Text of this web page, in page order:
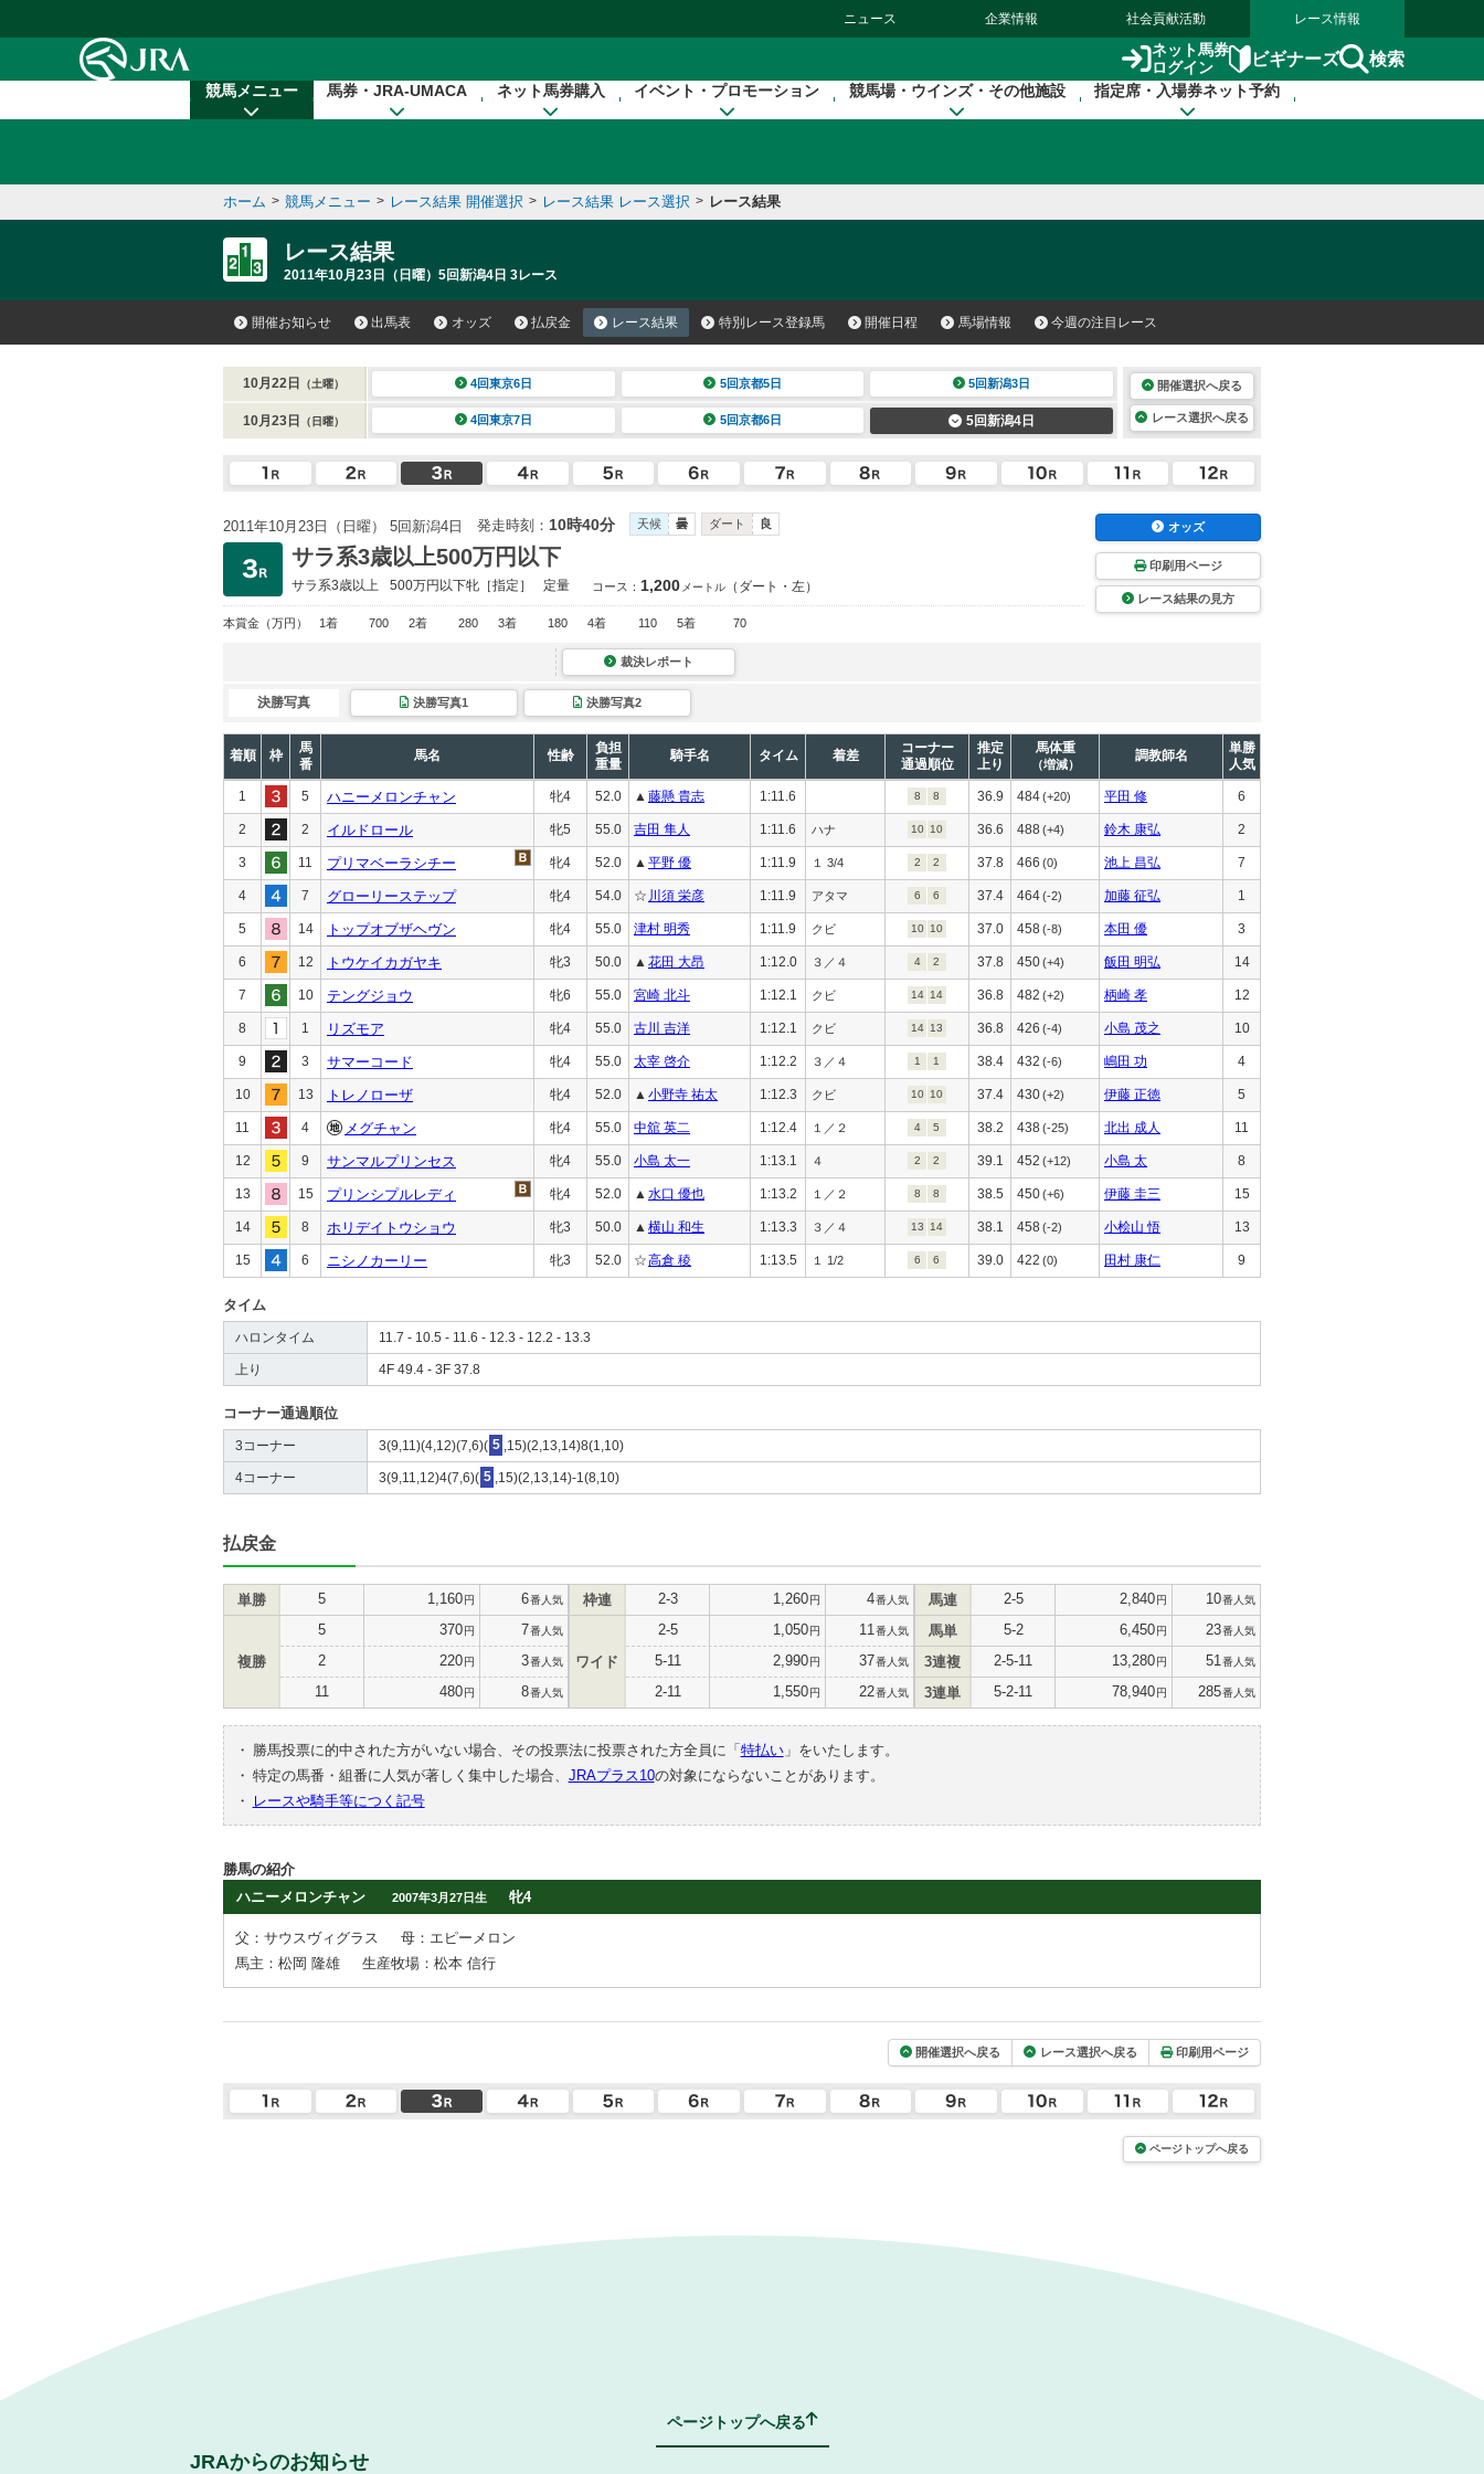
ニュース 企業情報 社会貢献活動 レース情報
ネット馬券
ログイン
ビギナーズ 検索
競馬メニュー 馬券・JRA-UMACA ネット馬券購入 イベント・プロモーション 競馬場・ウインズ・その他施設 指定席・入場券ネット予約
ホーム > 競馬メニュー > レース結果 開催選択 > レース結果 レース選択 > レース結果
レース結果
2011年10月23日（日曜）5回新潟4日 3レース
開催お知らせ 出馬表 オッズ 払戻金 レース結果 特別レース登録馬 開催日程 馬場情報 今週の注目レース
10月22日 （土曜） 4回東京6日 5回京都5日 5回新潟3日
10月23日 （日曜） 4回東京7日 5回京都6日 5回新潟4日
開催選択へ戻る
レース選択へ戻る
2011年10月23日（日曜） 5回新潟4日 発走時刻： 10時40分 天候 曇 ダート 良
サラ系3歳以上500万円以下
サラ系3歳以上 500万円以下牝［指定］ 定量 コース： 1,200 メートル （ダート・左）
本賞金 （万円） 1着 700 2着 280 3着 180 4着 110 5着 70
オッズ
印刷用ページ
レース結果の見方
裁決レポート
決勝写真 決勝写真1 決勝写真2
着順 枠
馬
番
馬名 性齢
負担
重量
騎手名 タイム 着差
コーナー
通過順位
推定
上り
馬体重
（増減）
調教師名
単勝
人気
1 5 ハニーメロンチャン 牝4 52.0 ▲ 藤懸 貴志 1:11.6 8 8 36.9 484(+20) 平田 修 6
2 2 イルドロール 牝5 55.0 吉田 隼人 1:11.6 ハナ 10 10 36.6 488 (+4) 鈴木 康弘 2
3 11 プリマベーラシチー 牝4 52.0 ▲ 平野 優 1:11.9 １ 3/4 2 2 37.8 466 (0) 池上 昌弘 7
4 7 グローリーステップ 牝4 54.0 ☆ 川須 栄彦 1:11.9 アタマ 6 6 37.4 464(-2) 加藤 征弘 1
5 14 トップオブザヘヴン 牝4 55.0 津村 明秀 1:11.9 クビ 10 10 37.0 458(-8) 本田 優 3
6 12 トウケイカガヤキ 牝3 50.0 ▲ 花田 大昂 1:12.0 ３／４ 4 2 37.8 450(+4) 飯田 明弘 14
7 10 テングジョウ 牝6 55.0 宮崎 北斗 1:12.1 クビ 14 14 36.8 482 (+2) 柄崎 孝 12
8 1 リズモア 牝4 55.0 古川 吉洋 1:12.1 クビ 14 13 36.8 426 (-4) 小島 茂之 10
9 3 サマーコード 牝4 55.0 太宰 啓介 1:12.2 ３／４ 1 1 38.4 432 (-6) 嶋田 功 4
10 13 トレノローザ 牝4 52.0 ▲ 小野寺 祐太 1:12.3 クビ 10 10 37.4 430(+2) 伊藤 正徳 5
11 4 メグチャン 牝4 55.0 中舘 英二 1:12.4 １／２ 4 5 38.2 438(-25) 北出 成人 11
12 9 サンマルプリンセス 牝4 55.0 小島 太一 1:13.1 ４ 2 2 39.1 452 (+12) 小島 太 8
13 15 プリンシプルレディ 牝4 52.0 ▲ 水口 優也 1:13.2 １／２ 8 8 38.5 450(+6) 伊藤 圭三 15
14 8 ホリデイトウショウ 牝3 50.0 ▲ 横山 和生 1:13.3 ３／４ 13 14 38.1 458 (-2) 小桧山 悟 13
15 6 ニシノカーリー 牝3 52.0 ☆高倉 稜 1:13.5 １ 1/2 6 6 39.0 422 (0) 田村 康仁 9
タイム
ハロンタイム 11.7 - 10.5 - 11.6 - 12.3 - 12.2 - 13.3
上り 4F 49.4 - 3F 37.8
コーナー通過順位
3コーナー 3(9,11)(4,12)(7,6)( 5 ,15)(2,13,14)8(1,10)
4コーナー 3(9,11,12)4(7,6)( 5 ,15)(2,13,14)-1(8,10)
払戻金
単勝 5 1,160円 6番人気
複勝
5 370円 7番人気
2 220円 3番人気
11 480円 8番人気
枠連 2-3 1,260円 4番人気
ワイド
2-5 1,050円 11 番人気
5-11 2,990円 37番人気
2-11 1,550円 22番人気
馬連 2-5 2,840円 10番人気
馬単 5-2 6,450円 23番人気
3連複 2-5-11 13,280円 51 番人気
3連単 5-2-11 78,940円 285番人気
・ 勝馬投票に的中された方がいない場合、その投票法に投票された方全員に「 特払い」をいたします。
・ 特定の馬番・組番に人気が著しく集中した場合、 JRAプラス10の対象にならないことがあります。
・
レースや騎手等につく記号
勝馬の紹介
ハニーメロンチャン
2007年3月27日生 牝4
父：サウスヴィグラス
母：エピーメロン
馬主：松岡 隆雄
生産牧場：松本 信行
開催選択へ戻る レース選択へ戻る 印刷用ページ
ページトップへ戻る
ページトップへ戻る
JRAからのお知らせ